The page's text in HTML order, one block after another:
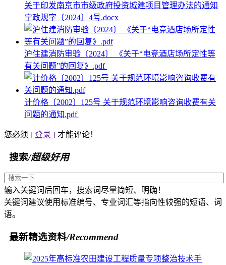
关于印发南京市市级政府投资城建项目管理办法的通知
宁政规字〔2024〕4号.docx
沪住建消防审验〔2024〕 《关于“电竞酒店场所定性等
有关问题”的回复》.pdf
计价格〔2002〕125号 关于规范环境影响咨询收费有关
问题的通知.pdf
您必须 [ 登录 ] 才能评论！
搜索/超级好用
输入关键词后回车，搜索词尽量简短、明确！
关键词建议使用标准编号、专业词汇等指向性较强的短语、词
语。
最新精选资料/Recommend